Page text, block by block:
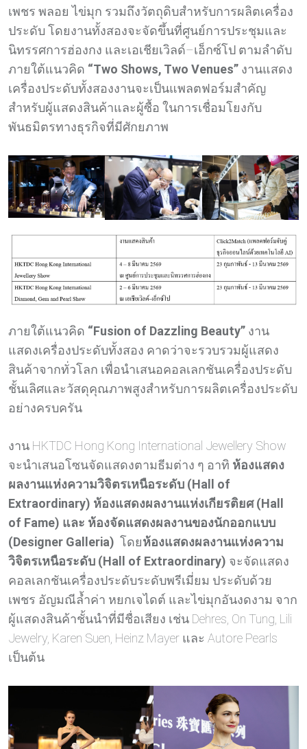
เพชร พลอย ไข่มุก รวมถึงวัตถุดิบสำหรับการผลิตเครื่อง
ประดับ โดยงานทั้งสองจะจัดขึ้นที่ศูนย์การประชุมและ
นิทรรศการฮ่องกง และเอเชียเวิลด์–เอ็กซ์โป ตามลำดับ
ภายใต้แนวคิด “Two Shows, Two Venues” งานแสดง
เครื่องประดับทั้งสองงานจะเป็นแพลตฟอร์มสำคัญ
สำหรับผู้แสดงสินค้าและผู้ซื้อ ในการเชื่อมโยงกับ
พันธมิตรทางธุรกิจที่มีศักยภาพ
ภายใต้แนวคิด “Fusion of Dazzling Beauty” งาน
แสดงเครื่องประดับทั้งสอง คาดว่าจะรวบรวมผู้แสดง
สินค้าจากทั่วโลก เพื่อนำเสนอคอลเลกชันเครื่องประดับ
ชั้นเลิศและวัสดุคุณภาพสูงสำหรับการผลิตเครื่องประดับ
อย่างครบครัน
งาน HKTDC Hong Kong International Jewellery Show
จะนำเสนอโซนจัดแสดงตามธีมต่าง ๆ อาทิ ห้องแสดง
ผลงานแห่งความวิจิตรเหนือระดับ (Hall of
Extraordinary) ห้องแสดงผลงานแห่งเกียรติยศ(Hall
of Fame) และ ห้องจัดแสดงผลงานของนักออกแบบ
(Designer Galleria) โดยห้องแสดงผลงานแห่งความ
วิจิตรเหนือระดับ (Hall of Extraordinary) จะจัดแสดง
คอลเลกชันเครื่องประดับระดับพรีเมี่ยม ประดับด้วย
เพชร อัญมณีล้ำค่า หยกเจไดต์ และไข่มุกอันงดงาม จาก
ผู้แสดงสินค้าชั้นนำที่มีชื่อเสียง เช่น Dehres, On Tung, Lili
Jewelry, Karen Suen, Heinz Mayer และ Autore Pearls
เป็นต้น